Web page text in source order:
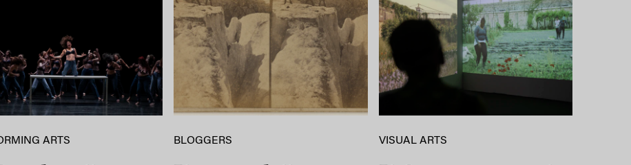
ARTS BLOGGERS VISUAL ARTS